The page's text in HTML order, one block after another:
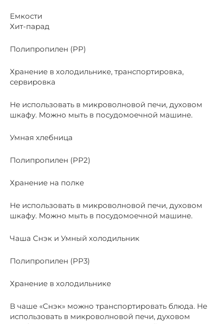
Емкости
Хит-парад
Полипропилен (PP)
Хранение в холодильнике, транспортировка,
сервировка
Не использовать в микроволновой печи, духовом
шкафу. Можно мыть в посудомоечной машине.
Умная хлебница
Полипропилен (РР2)
Хранение на полке
Не использовать в микроволновой печи, духовом
шкафу. Можно мыть в посудомоечной машине.
Чаша Снэк и Умный холодильник
Полипропилен (РР3)
Хранение в холодильнике
В чаше «Снэк» можно транспортировать блюда. Не
использовать в микроволновой печи, духовом